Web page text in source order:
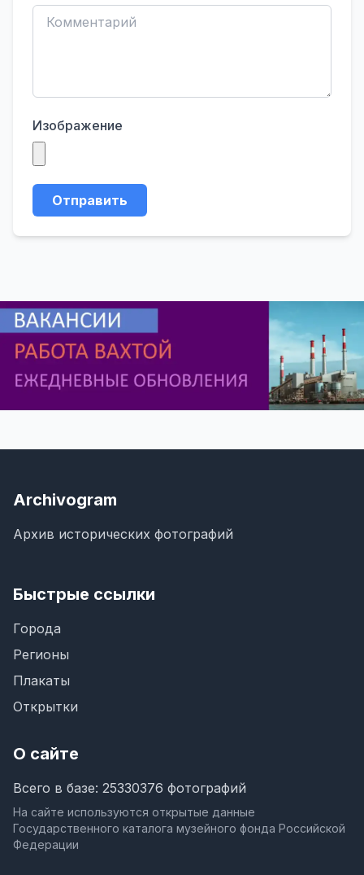
Изображение
Отправить
Archivogram
Архив исторических фотографий
Быстрые ссылки
Города
Регионы
Плакаты
Открытки
О сайте
Всего в базе: 25330376 фотографий
На сайте используются открытые данные
Государственного каталога музейного фонда Российской
Федерации